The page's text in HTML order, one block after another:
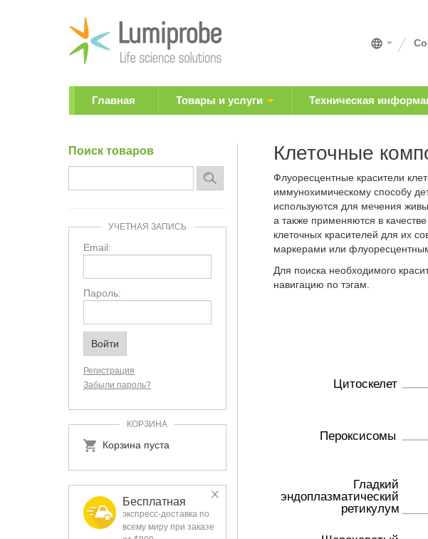
Главная Товары и услуги Техническая
Клеточные
Флуоресцентные красители
иммунохимическому способу
используются для мечения
а также применяются в
клеточных красителей для их
маркерами или
Для поиска необходимого
навигацию по тэгам.
Цитоскелет
Пероксисомы
Гладкий
эндоплазматический
ретикулум
Поиск товаров
УЧЕТНАЯ ЗАПИСЬ
Email:
Пароль:
Регистрация
Забыли пароль?
КОРЗИНА
Корзина пуста
Бесплатная
экспресс-доставка по
всему миру при заказе